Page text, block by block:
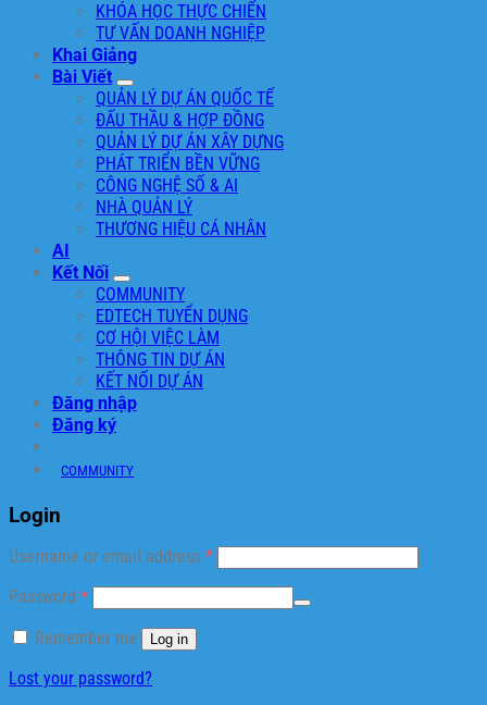
KHÓA HỌC THỰC CHIẾN
TƯ VẤN DOANH NGHIỆP
Khai Giảng
Bài Viết
QUẢN LÝ DỰ ÁN QUỐC TẾ
ĐẤU THẦU & HỢP ĐỒNG
QUẢN LÝ DỰ ÁN XÂY DỰNG
PHÁT TRIỂN BỀN VỮNG
CÔNG NGHỆ SỐ & AI
NHÀ QUẢN LÝ
THƯƠNG HIỆU CÁ NHÂN
AI
Kết Nối
COMMUNITY
EDTECH TUYỂN DỤNG
CƠ HỘI VIỆC LÀM
THÔNG TIN DỰ ÁN
KẾT NỐI DỰ ÁN
Đăng nhập
Đăng ký
COMMUNITY
Login
Username or email address *Required
Password *Required
Remember me Log in
Lost your password?